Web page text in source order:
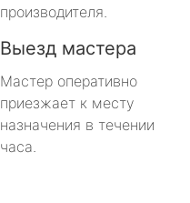
производителя.
Выезд мастера
Мастер оперативно
приезжает к месту
назначения в течении
часа.